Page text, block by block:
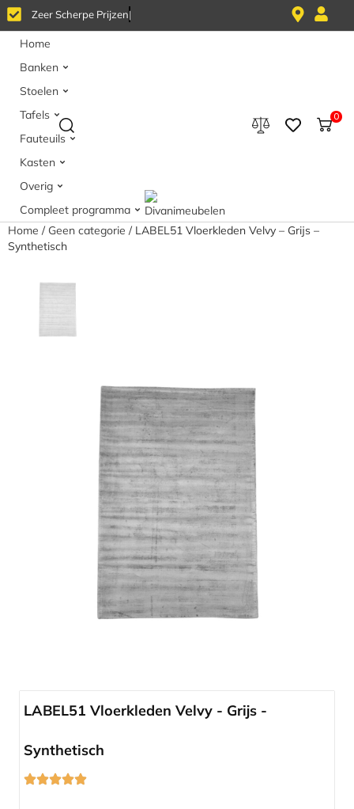
ZeerScherpe Prijzen
Home
Banken
Stoelen
Tafels
Fauteuils
Kasten
Overig
Compleet programma
0
Home / Geen categorie / LABEL51 Vloerkleden Velvy – Grijs –
Synthetisch
LABEL51 Vloerkleden Velvy - Grijs -
Synthetisch